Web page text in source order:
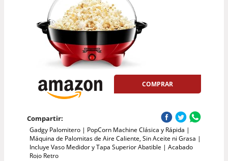
COMPRAR
Compartir:
Gadgy Palomitero | PopCorn Machine Clásica y Rápida |
Máquina de Palomitas de Aire Caliente, Sin Aceite ni Grasa |
Incluye Vaso Medidor y Tapa Superior Abatible | Acabado
Rojo Retro